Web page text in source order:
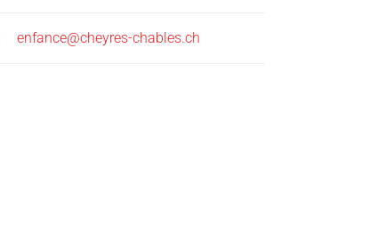
enfance@cheyres-chables.ch